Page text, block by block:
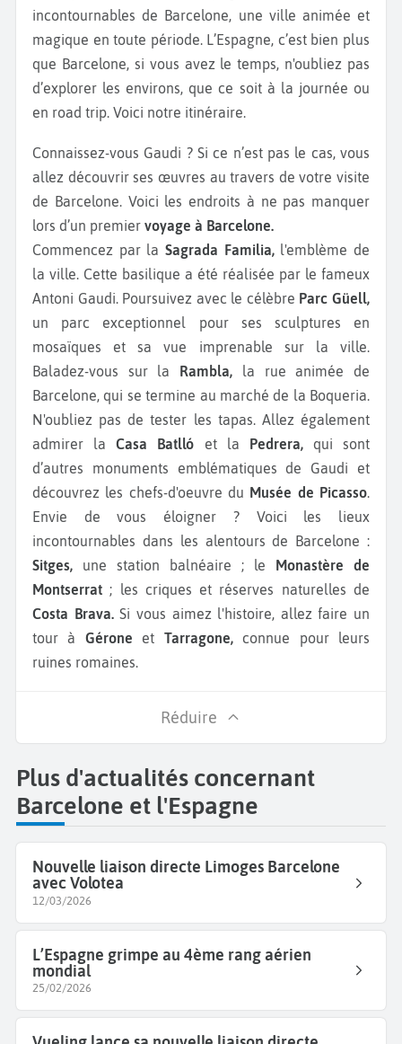
incontournables de Barcelone, une ville animée et
magique en toute période. L’Espagne, c’est bien plus
que Barcelone, si vous avez le temps, n'oubliez pas
d’explorer les environs, que ce soit à la journée ou
en road trip. Voici notre itinéraire.
Connaissez-vous Gaudi ? Si ce n’est pas le cas, vous
allez découvrir ses œuvres au travers de votre visite
de Barcelone. Voici les endroits à ne pas manquer
lors d’un premier voyage à Barcelone.
Commencez par la Sagrada Familia,l'emblème de
la ville. Cette basilique a été réalisée par le fameux
Antoni Gaudi. Poursuivez avec le célèbre Parc Güell,
un parc exceptionnel pour ses sculptures en
mosaïques et sa vue imprenable sur la ville.
Baladez-vous sur la Rambla, la
rue animée de
Barcelone, qui se termine au marché de la Boqueria.
N'oubliez pas de tester les tapas. Allez également
admirer laCasa Batlló et la Pedrera, qui sont
d’autres monuments emblématiques de Gaudi et
découvrez les chefs-d'oeuvre du Musée de Picasso.
Envie de vous éloigner ? Voici les lieux
incontournables dans les alentours de Barcelone :
Sitges, une station balnéaire ; le Monastère de
Montserrat ; les criques et réserves naturelles de
Costa Brava.Si vous aimez l'histoire, allez faire un
tour à Gérone et Tarragone,connue pour leurs
ruines romaines.
Réduire
Plus d'actualités concernant
Barcelone et l'Espagne
Nouvelle liaison directe Limoges Barcelone
avec Volotea
12/03/2026
L’Espagne grimpe au 4ème rang aérien
mondial
25/02/2026